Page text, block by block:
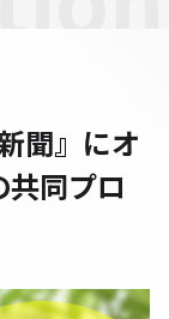
聞』にオ
同プロ